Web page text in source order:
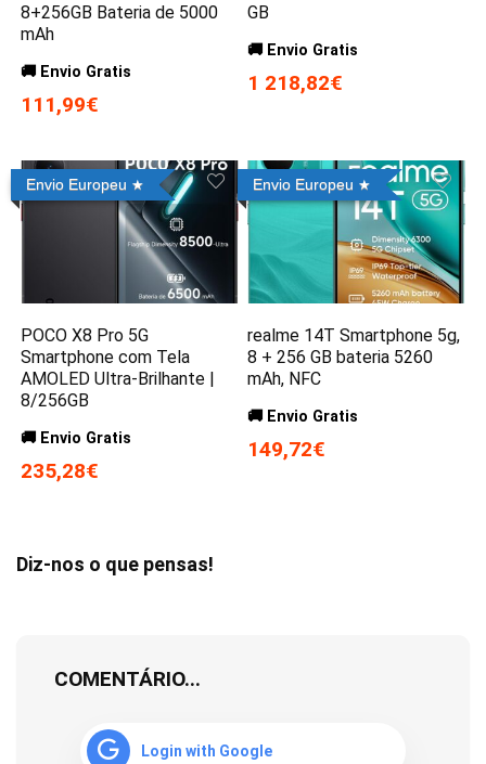
8+256GB Bateria de 5000
mAh
🚚 Envio Gratis
111,99€
GB
🚚 Envio Gratis
1 218,82€
Envio Europeu
POCO X8 Pro 5G
Smartphone com Tela
AMOLED Ultra-Brilhante |
8/256GB
🚚 Envio Gratis
235,28€
Envio Europeu
realme 14T Smartphone 5g,
8 + 256 GB bateria 5260
mAh, NFC
🚚 Envio Gratis
149,72€
Diz-nos o que pensas!
COMENTÁRIO...
Login with Google